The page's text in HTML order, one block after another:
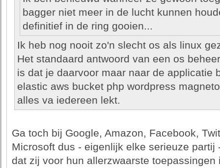
bagger niet meer in de lucht kunnen
definitief in de ring gooien...
Ik heb nog nooit zo'n slecht os als linux
Het standaard antwoord van een os
is dat je daarvoor maar naar de applicatie
elastic aws bucket php wordpress
alles va iedereen lekt.
Ga toch bij Google, Amazon, Facebook,
Microsoft dus - eigenlijk elke serieuze partij
dat zij voor hun allerzwaarste